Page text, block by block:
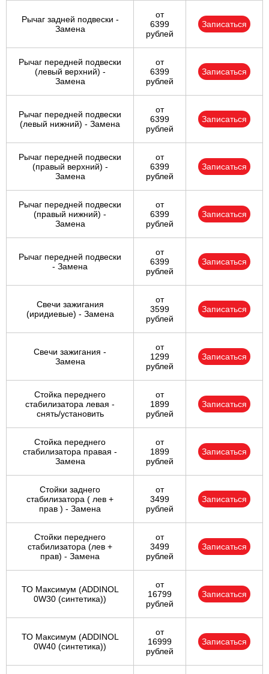
Рычаг задней подвески -
Замена
от
6399
рублей
Записаться
Рычаг передней подвески
(левый верхний) -
Замена
от
6399
рублей
Записаться
Рычаг передней подвески
(левый нижний) - Замена
от
6399
рублей
Записаться
Рычаг передней подвески
(правый верхний) -
Замена
от
6399
рублей
Записаться
Рычаг передней подвески
(правый нижний) -
Замена
от
6399
рублей
Записаться
Рычаг передней подвески
- Замена
от
6399
рублей
Записаться
Свечи зажигания
(иридиевые) - Замена
от
3599
рублей
Записаться
Свечи зажигания -
Замена
от
1299
рублей
Записаться
Стойка переднего
стабилизатора левая -
снять/установить
от
1899
рублей
Записаться
Стойка переднего
стабилизатора правая -
Замена
от
1899
рублей
Записаться
Стойки заднего
стабилизатора ( лев +
прав ) - Замена
от
3499
рублей
Записаться
Стойки переднего
стабилизатора (лев +
прав) - Замена
от
3499
рублей
Записаться
ТО Максимум (ADDINOL
0W30 (синтетика))
от
16799
рублей
Записаться
ТО Максимум (ADDINOL
0W40 (синтетика))
от
16999
рублей
Записаться